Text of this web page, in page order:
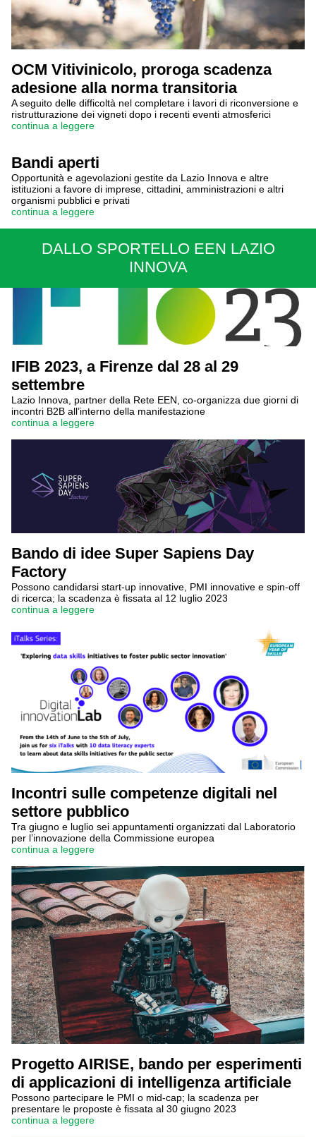
OCM Vitivinicolo, proroga scadenza
adesione alla norma transitoria
A seguito delle difficoltà nel completare i lavori di riconversione e
ristrutturazione dei vigneti dopo i recenti eventi atmosferici
continua a leggere
Bandi aperti
Opportunità e agevolazioni gestite da Lazio Innova e altre
istituzioni a favore di imprese, cittadini, amministrazioni e altri
organismi pubblici e privati
continua a leggere
DALLO SPORTELLO EEN LAZIO
INNOVA
IFIB 2023, a Firenze dal 28 al 29
settembre
Lazio Innova, partner della Rete EEN, co-organizza due giorni di
incontri B2B all’interno della manifestazione
continua a leggere
Bando di idee Super Sapiens Day
Factory
Possono candidarsi start-up innovative, PMI innovative e spin-off
di ricerca; la scadenza è fissata al 12 luglio 2023
continua a leggere
Incontri sulle competenze digitali nel
settore pubblico
Tra giugno e luglio sei appuntamenti organizzati dal Laboratorio
per l’innovazione della Commissione europea
continua a leggere
Progetto AIRISE, bando per esperimenti
di applicazioni di intelligenza artificiale
Possono partecipare le PMI o mid-cap; la scadenza per
presentare le proposte è fissata al 30 giugno 2023
continua a leggere